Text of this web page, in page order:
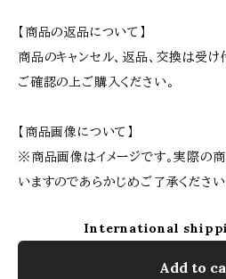
【商品の返品について】
商品のキャンセル、返品、交換は受け
ご確認の上ご購入ください。
【商品画像について】
※商品画像はイメージです。実際の
いますのであらかじめご了承ください
International
Add to